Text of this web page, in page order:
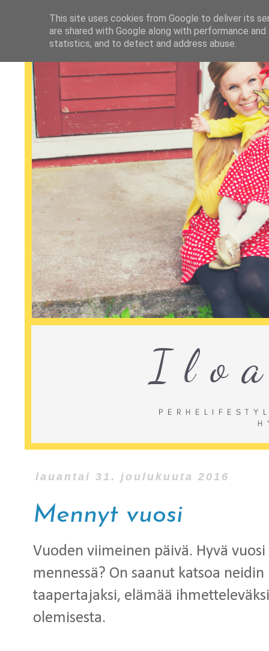
lauantai 31. joulukuuta 2016
Mennyt vuosi
Vuoden viimeinen päivä. Hyvä
mennessä? On saanut katsoa
taapertajaksi, elämää
olemisesta.
This site uses cookies from Google to deliver its
are shared with Google along with performance
statistics, and to detect and address abuse.